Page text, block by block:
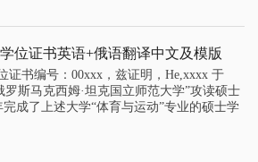
位证书英语+俄语翻译中文及模版
证书编号：00xxx，兹证明，He,xxxx 于
罗斯马克西姆·坦克国立师范大学”攻读硕士
成了上述大学“体育与运动”专业的硕士学